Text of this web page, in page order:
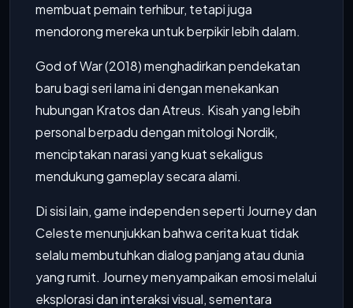
membuat pemain terhibur, tetapi juga
mendorong mereka untuk berpikir lebih dalam.
God of War (2018) menghadirkan pendekatan
baru bagi seri lama ini dengan menekankan
hubungan Kratos dan Atreus. Kisah yang lebih
personal berpadu dengan mitologi Nordik,
menciptakan narasi yang kuat sekaligus
mendukung gameplay secara alami.
Di sisi lain, game independen seperti Journey dan
Celeste menunjukkan bahwa cerita kuat tidak
selalu membutuhkan dialog panjang atau dunia
yang rumit. Journey menyampaikan emosi melalui
eksplorasi dan interaksi visual, sementara